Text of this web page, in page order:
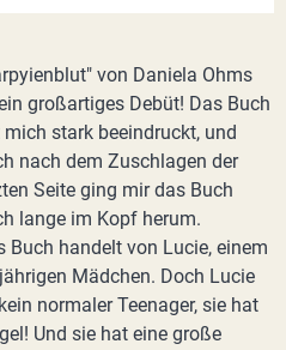
von Daniela Ohms
großartiges Debüt! Das Buch
mich stark beeindruckt, und
nach dem Zuschlagen der
Seite ging mir das Buch
lange im Kopf herum.
Buch handelt von Lucie, einem
Mädchen. Doch Lucie
normaler Teenager, sie hat
Und sie hat eine große